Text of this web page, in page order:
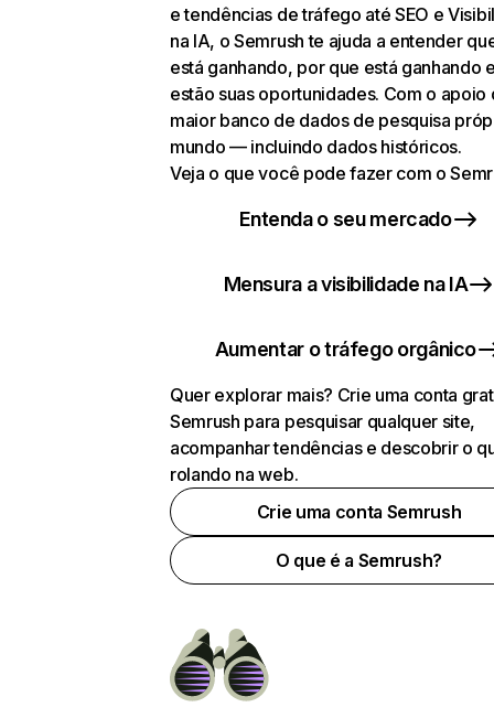
e tendências de tráfego até SEO e
na IA, o Semrush te ajuda a entender
está ganhando, por que está ganhando
estão suas oportunidades. Com o apoio
maior banco de dados de pesquisa
mundo — incluindo dados históricos.
Veja o que você pode fazer com o
Entenda o seu mercado
Mensura a visibilidade na IA
Aumentar o tráfego orgânico
Quer explorar mais? Crie uma conta
Semrush para pesquisar qualquer site,
acompanhar tendências e descobrir o
rolando na web.
Crie uma conta Semrush
O que é a Semrush?